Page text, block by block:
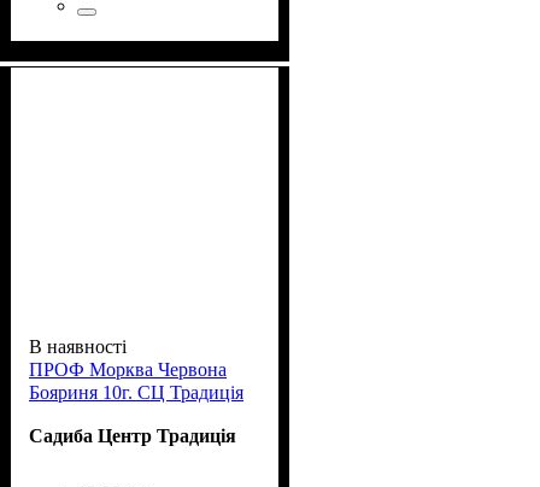
В наявності
ПРОФ Морква Червона
Бояриня 10г. СЦ Традиція
Садиба Центр Традиція